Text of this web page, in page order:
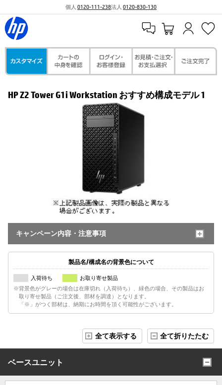
個人 0120-111-238法人 0120-830-130
HP Z2 Tower G1i Workstation おすすめ構成モデル 1
キャンペーン内容・注意事項
製品名/構成名の背景色について
入荷待ち
お取り寄せ製品
※背景色がグレーの場合は在庫切れ（入荷待ち）、緑色の場合、その製品はお
取り寄せ製品（ご注文後、部材を調達）となります。
「※」がつく部材は、納期にお時間を頂く可能性がございます。
全て表示する 全て折りたたむ
ベースユニット